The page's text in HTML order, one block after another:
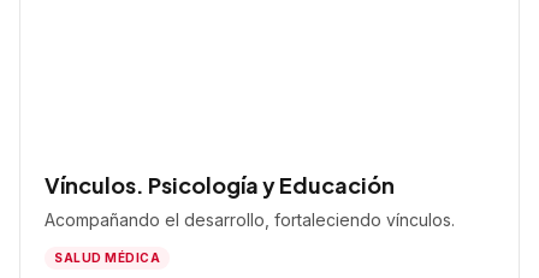
Vínculos. Psicología y Educación
Acompañando el desarrollo, fortaleciendo vínculos.
SALUD MÉDICA